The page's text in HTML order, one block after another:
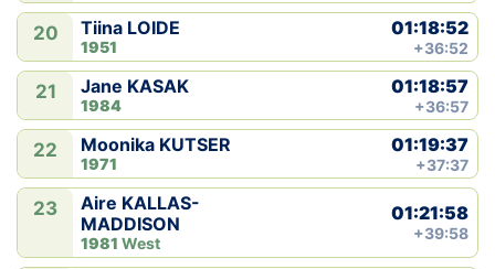
20 Tiina LOIDE
1951
01:18:52
+36:52
21 Jane KASAK
1984
01:18:57
+36:57
22 Moonika KUTSER
1971
01:19:37
+37:37
23
Aire KALLAS-
MADDISON
1981 West
01:21:58
+39:58